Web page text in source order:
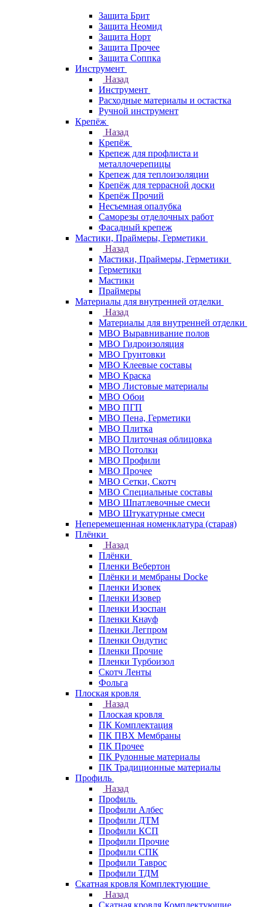
Защита Брит
Защита Неомид
Защита Норт
Защита Прочее
Защита Соппка
Инструмент
Назад
Инструмент
Расходные материалы и остастка
Ручной инструмент
Крепёж
Назад
Крепёж
Крепеж для профлиста и
металлочерепицы
Крепеж для теплоизоляции
Крепёж для террасной доски
Крепёж Прочий
Несъемная опалубка
Саморезы отделочных работ
Фасадный крепеж
Мастики, Праймеры, Герметики
Назад
Мастики, Праймеры, Герметики
Герметики
Мастики
Праймеры
Материалы для внутренней отделки
Назад
Материалы для внутренней отделки
МВО Выравнивание полов
МВО Гидроизоляция
МВО Грунтовки
МВО Клеевые составы
МВО Краска
МВО Листовые материалы
МВО Обои
МВО ПГП
МВО Пена, Герметики
МВО Плитка
МВО Плиточная облицовка
МВО Потолки
МВО Профили
МВО Прочее
МВО Сетки, Скотч
МВО Специальные составы
МВО Шпатлевочные смеси
МВО Штукатурные смеси
Неперемещенная номенклатура (старая)
Плёнки
Назад
Плёнки
Пленки Вебертон
Плёнки и мембраны Docke
Пленки Изовек
Пленки Изовер
Пленки Изоспан
Пленки Кнауф
Пленки Легпром
Пленки Ондутис
Пленки Прочие
Пленки Турбоизол
Скотч Ленты
Фольга
Плоская кровля
Назад
Плоская кровля
ПК Комплектация
ПК ПВХ Мембраны
ПК Прочее
ПК Рулонные материалы
ПК Традиционные материалы
Профиль
Назад
Профиль
Профили Албес
Профили ДТМ
Профили КСП
Профили Прочие
Профили СПК
Профили Таврос
Профили ТДМ
Скатная кровля Комплектующие
Назад
Скатная кровля Комплектующие